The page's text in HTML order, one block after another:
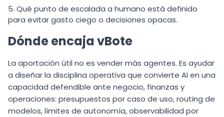
Qué punto de escalada a humano está definido
para evitar gasto ciego o decisiones opacas.
Dónde encaja vBote
La aportación útil no es vender más agentes. Es ayudar
a diseñar la disciplina operativa que convierte AI en una
capacidad defendible ante negocio, finanzas y
operaciones: presupuestos por caso de uso, routing de
modelos, límites de autonomía, observabilidad por